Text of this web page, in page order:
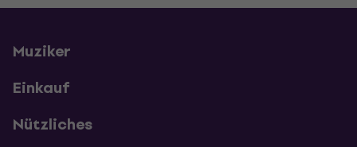
Muziker
Einkauf
Nützliches